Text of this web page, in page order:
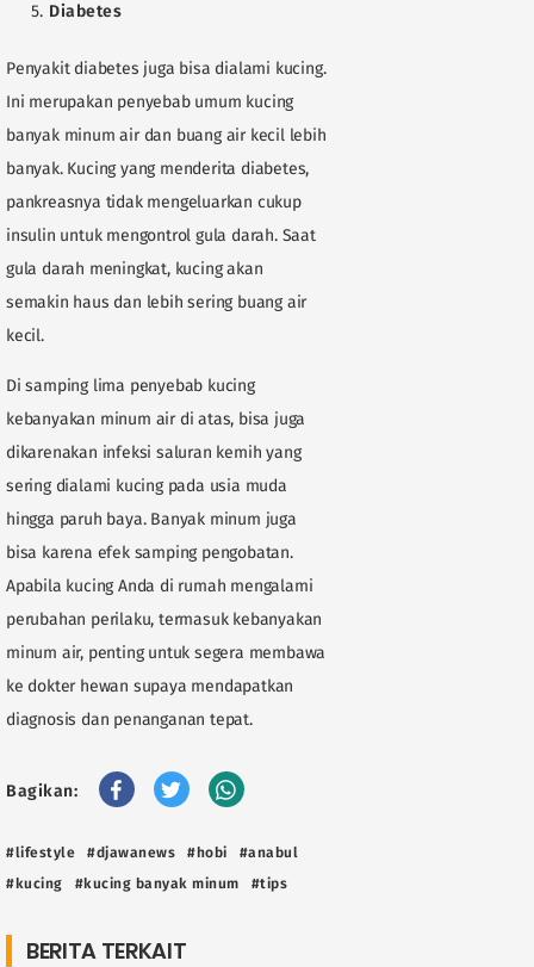
Diabetes
Penyakit diabetes juga bisa dialami kucing.
Ini merupakan penyebab umum kucing
banyak minum air dan buang air kecil lebih
banyak. Kucing yang menderita diabetes,
pankreasnya tidak mengeluarkan cukup
insulin untuk mengontrol gula darah. Saat
gula darah meningkat, kucing akan
semakin haus dan lebih sering buang air
kecil.
Di samping lima penyebab kucing
kebanyakan minum air di atas, bisa juga
dikarenakan infeksi saluran kemih yang
sering dialami kucing pada usia muda
hingga paruh baya. Banyak minum juga
bisa karena efek samping pengobatan.
Apabila kucing Anda di rumah mengalami
perubahan perilaku, termasuk kebanyakan
minum air, penting untuk segera membawa
ke dokter hewan supaya mendapatkan
diagnosis dan penanganan tepat.
Bagikan:
#lifestyle #djawanews #hobi
#anabul
#kucing
#kucing banyak minum #tips
BERITA TERKAIT